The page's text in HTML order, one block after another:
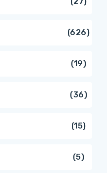
626626
1919
3636
1515
55